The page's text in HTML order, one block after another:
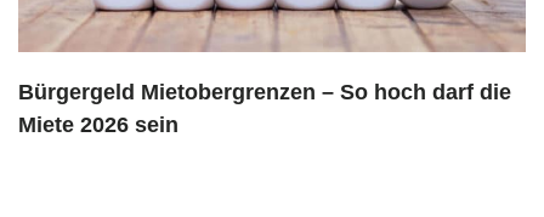
Bürgergeld Mietobergrenzen – So hoch darf die
Miete 2026 sein